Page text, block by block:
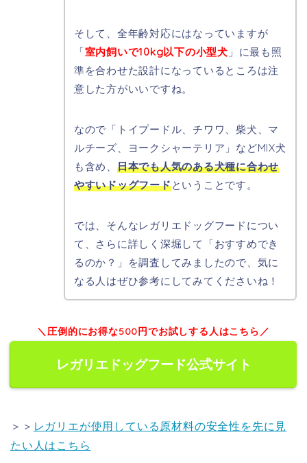
そして、全年齢対応にはなっていますが
「室内飼いで10kg以下の小型犬 」に最も照
準を合わせた設計になっているところは注
意した方がいいですね。
なので「トイプードル、チワワ、柴犬、マ
ルチーズ、ヨークシャーテリア」などMIX犬
も含め、 日本でも人気のある犬種に合わせ
やすいドッグフードということです。
では、そんなレガリエドッグフードについ
て、さらに詳しく深堀して「おすすめでき
るのか？」を調査してみましたので、気に
なる人はぜひ参考にしてみてくださいね！
＼圧倒的にお得な500円でお試しする人はこちら／
レガリエドッグフード公式サイト
＞＞ レガリエが使用している原材料の安全性を先に見
たい人はこちら